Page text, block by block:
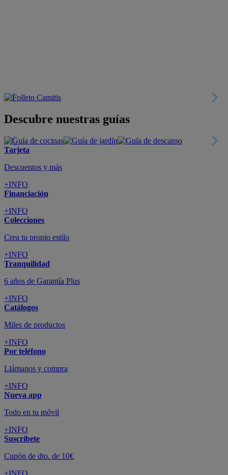
Descubre nuestras guías
Tarjeta
Descuentos y más
+INFO
Financiación
+INFO
Colecciones
Crea tu propio estilo
+INFO
Tranquilidad
6 años de Garantía Plus
+INFO
Catálogos
Miles de productos
+INFO
Por teléfono
Llámanos y compra
+INFO
Nueva app
Todo en tu móvil
+INFO
Suscríbete
Cupón de dto. de 10€
+INFO